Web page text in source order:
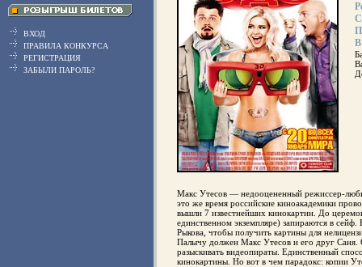
ВХОД
ПРАВИЛА КОНКУРСА
РЕГИСТРАЦИЯ
ЗАБЫЛИ ПАРОЛЬ?
Макс Утесов — недооцененный режиссер-
это же время российские киноакадемики
вышли 7 известнейших кинокартин. До
единственном экземпляре) запираются в
Рыкова, чтобы получить картины для
Палычу должен Макс Утесов и его друг Саня.
разыскивать видеопираты. Единственный
кинокартины. Но вот в чем парадокс: копии